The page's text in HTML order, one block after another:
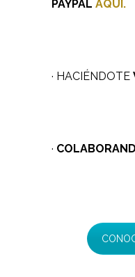
PAYPAL AQUÍ.
· HACIÉNDOTE
·